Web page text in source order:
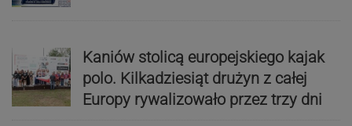
Kaniów stolicą europejskiego kajak
polo. Kilkadziesiąt drużyn z całej
Europy rywalizowało przez trzy dni